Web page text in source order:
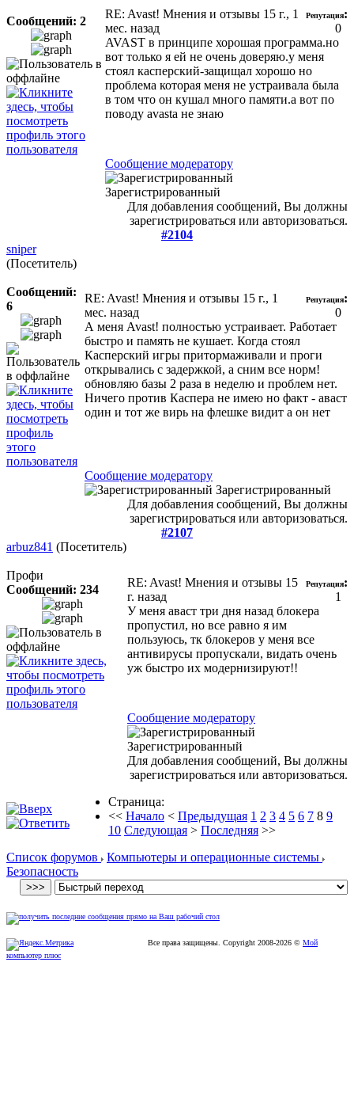
Сообщений: 2
RE: Avast! Мнения и отзывы 15 г., 1
мес. назад
Репутация:
0
AVAST в принципе хорошая программа.но
вот только я ей не очень доверяю.у меня
стоял касперский-защищал хорошо но
проблема которая меня не устраивала была
в том что он кушал много памяти.а вот по
поводу avasta не знаю
Сообщение модератору
Зарегистрированный
Для добавления сообщений, Вы должны
зарегистрироваться или авторизоваться.
#2104
sniper
(Посетитель)
Сообщений:
6
RE: Avast! Мнения и отзывы 15 г., 1
мес. назад
Репутация:
0
А меня Avast! полностью устраивает. Работает
быстро и память не кушает. Когда стоял
Касперский игры притормаживали и проги
открывались с задержкой, а сним все норм!
обновляю базы 2 раза в неделю и проблем нет.
Ничего против Каспера не имею но факт - аваст
один и тот же вирь на флешке видит а он нет
Сообщение модератору
Зарегистрированный
Для добавления сообщений, Вы должны
зарегистрироваться или авторизоваться.
#2107
arbuz841 (Посетитель)
Профи
Сообщений: 234
RE: Avast! Мнения и отзывы 15
г. назад
Репутация:
1
У меня аваст три дня назад блокера
пропустил, но все равно я им
пользуюсь, тк блокеров у меня все
антивирусы пропускали, видать очень
уж быстро их модернизируют!!
Сообщение модератору
Зарегистрированный
Для добавления сообщений, Вы должны
зарегистрироваться или авторизоваться.
Страница:
<< Начало < Предыдущая 1 2 3 4 5 6 7 8 9
10 Следующая > Последняя >>
Список форумов
Компьютеры и операционные системы
Безопасность
Все права защищены. Copyright 2008-2026 © Мой
компьютер плюс